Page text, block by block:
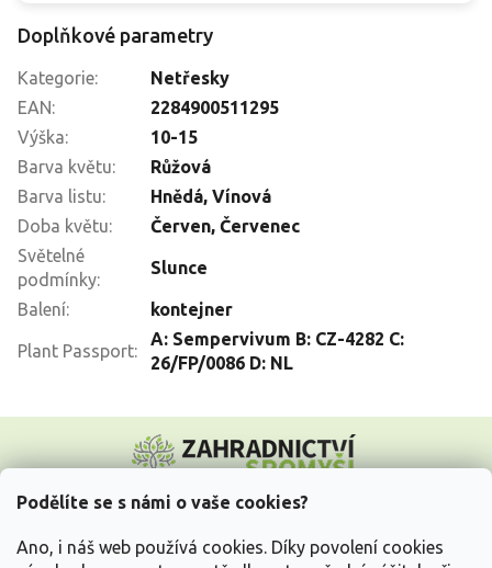
Podělíte se s námi o vaše cookies?
Ano, i náš web používá cookies. Díky povolení cookies
Doplňkové parametry
Kategorie:
Netřesky
EAN:
2284900511295
Výška:
10-15
Barva květu:
Růžová
Barva listu: Hnědá, Vínová
Doba květu: Červen, Červenec
Světelné
podmínky:
Slunce
Balení: kontejner
Plant Passport:
A: Sempervivum B: CZ-4282 C:
26/FP/0086 D: NL
p
Vše o nákupu